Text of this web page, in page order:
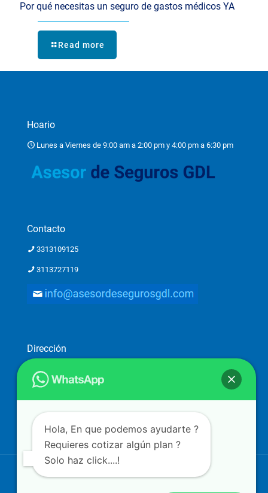
Por qué necesitas un seguro de gastos médicos YA
Read more
Hoario
Lunes a Viernes de 9:00 am a 2:00 pm y 4:00 pm a 6:30 pm
Contacto
3313109125
3113727119
Dirección
Dirección: Ostia 2782-piso 1, Providencia 2a. Secc, 44648
Guadalajara, Jal.
Atención a clientes solo con previa cita
Hola, En que podemos ayudarte ?
Requieres cotizar algún plan ?
Solo haz click....!